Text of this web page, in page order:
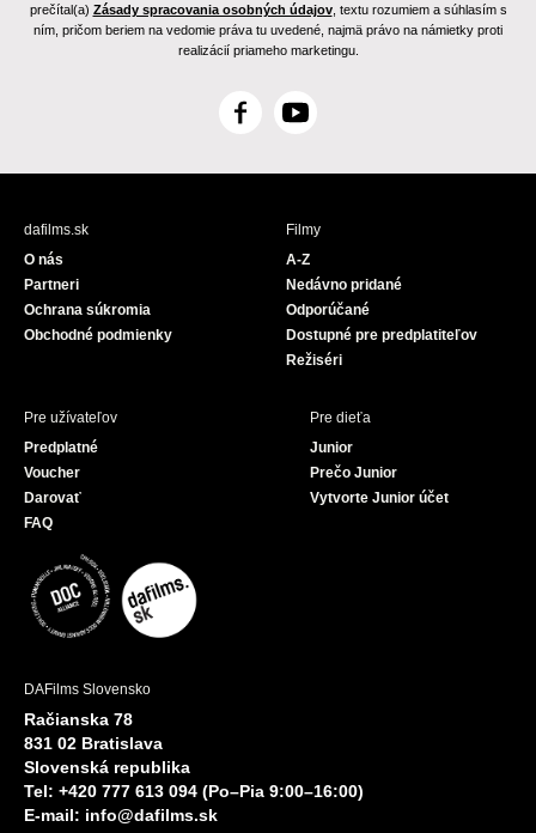
prečítal(a) Zásady spracovania osobných údajov, textu rozumiem a súhlasím s
ním, pričom beriem na vedomie práva tu uvedené, najmä právo na námietky proti
realizácií priameho marketingu.
F
c
Y
u
e
dafilms.sk
O nás
Partneri
Ochrana súkromia
Obchodné podmienky
Filmy
A-Z
Nedávno pridané
Odporúčané
Dostupné pre predplatiteľov
Režiséri
Pre užívateľov
Predplatné
Voucher
Darovať
FAQ
Pre dieťa
Junior
Prečo Junior
Vytvorte Junior účet
DAFilms Slovensko
Račianska 78
831 02 Bratislava
Slovenská republika
Tel: +420 777 613 094 (Po–Pia 9:00–16:00)
E-mail: info@dafilms.sk